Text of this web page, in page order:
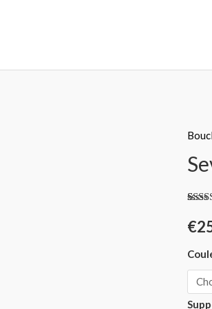
sur 5
sur
€
de
taille
mini
tons